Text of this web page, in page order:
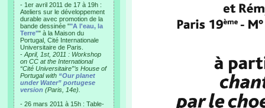
- 1er avril 2011 de 17 à 19h :
Ateliers sur le développement
durable avec promotion de la
bande dessinée ""A l'eau, la
Terre"" à la Maison du
Portugal, Cité Internationale
Universitaire de Paris.
- April, 1st, 2011 : Workshop
on CC at the International
“Cité Universitaire”’s House of
Portugal with “Our planet
under Water” portugese
version (Paris, 14e).
- 26 mars 2011 à 15h : Table-